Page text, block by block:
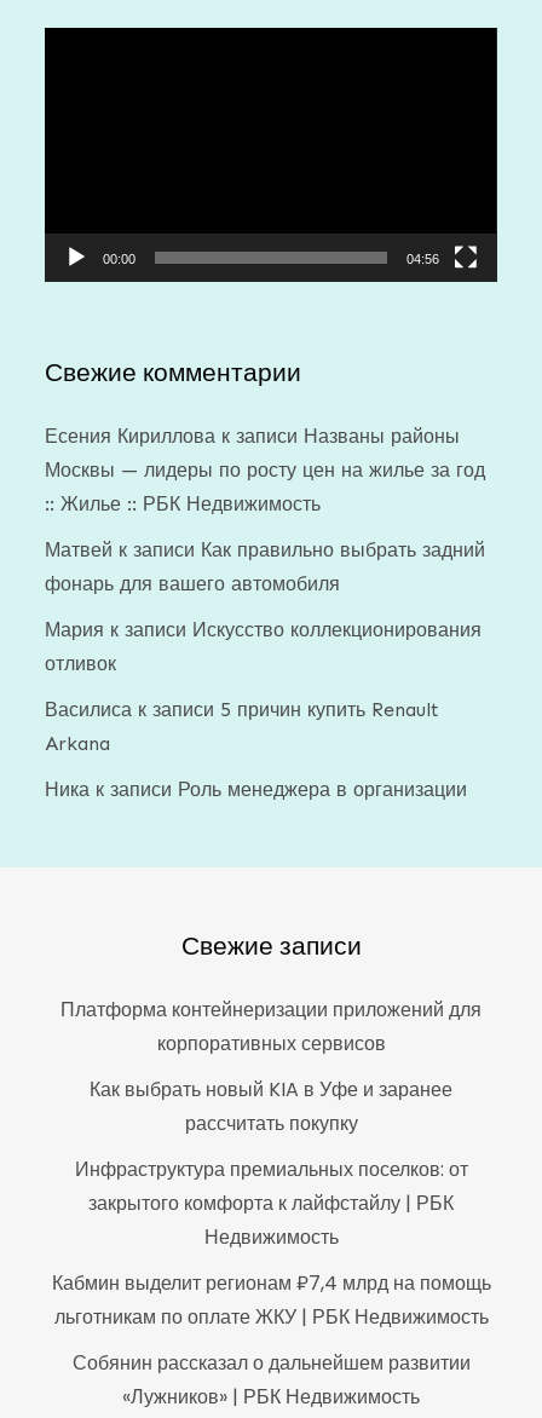
00:00 04:56
Свежие комментарии
Есения Кириллова к записи Названы районы
Москвы — лидеры по росту цен на жилье за год
:: Жилье :: РБК Недвижимость
Матвей к записи Как правильно выбрать задний
фонарь для вашего автомобиля
Мария к записи Искусство коллекционирования
отливок
Василиса к записи 5 причин купить Renault
Arkana
Ника к записи Роль менеджера в организации
Свежие записи
Платформа контейнеризации приложений для
корпоративных сервисов
Как выбрать новый KIA в Уфе и заранее
рассчитать покупку
Инфраструктура премиальных поселков: от
закрытого комфорта к лайфстайлу | РБК
Недвижимость
Кабмин выделит регионам ₽7,4 млрд на помощь
льготникам по оплате ЖКУ | РБК Недвижимость
Собянин рассказал о дальнейшем развитии
«Лужников» | РБК Недвижимость